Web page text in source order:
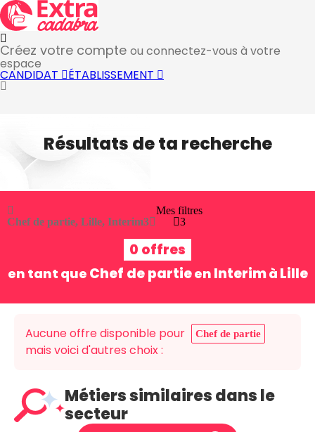
Créez votre compte ou connectez-vous à votre
espace
CANDIDAT ÉTABLISSEMENT
Résultats de ta recherche
Chef de partie, Lille, Interim3
Mes filtres
3
0 offres
en tant que Chef de partieen Interimà Lille
Aucune offre disponible pour Chef de partie
mais voici d'autres choix :
Métiers similaires dans le
secteur